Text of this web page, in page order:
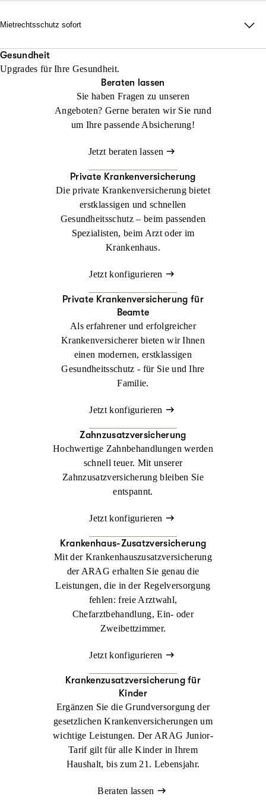
erforderlich auch durch alle Instanzen.
Jetzt konfigurieren
keinen Anwalt beauftragt haben!
Jetzt konfigurieren Beraten lassen
Mietrechtsschutz sofort
übernehmen Ihre Anwalts- und Gerichtskosten und geben
sofortige Rückendeckung bei Streit rund ums Wohnen.
Jetzt konfigurieren Beraten lassen
Gesundheit
Upgrades für Ihre Gesundheit.
Beraten lassen
Sie haben Fragen zu unseren
Angeboten? Gerne beraten wir Sie rund
um Ihre passende Absicherung!
Jetzt beraten lassen
Private Krankenversicherung
Die private Krankenversicherung bietet
erstklassigen und schnellen
Gesundheitsschutz – beim passenden
Spezialisten, beim Arzt oder im
Krankenhaus.
Jetzt konfigurieren
Private Krankenversicherung für
Beamte
Als erfahrener und erfolgreicher
Krankenversicherer bieten wir Ihnen
einen modernen, erstklassigen
Gesundheitsschutz - für Sie und Ihre
Familie.
Jetzt konfigurieren
Zahnzusatzversicherung
Hochwertige Zahnbehandlungen werden
schnell teuer. Mit unserer
Zahnzusatzversicherung bleiben Sie
entspannt.
Jetzt konfigurieren
Krankenhaus-Zusatzversicherung
Mit der Krankenhauszusatzversicherung
der ARAG erhalten Sie genau die
Leistungen, die in der Regelversorgung
fehlen: freie Arztwahl,
Chefarztbehandlung, Ein- oder
Zweibettzimmer.
Jetzt konfigurieren
Krankenzusatz­versicherung für
Kinder
Ergänzen Sie die Grundversorgung der
gesetzlichen Krankenversicherungen um
wichtige Leistungen. Der ARAG Junior-
Tarif gilt für alle Kinder in Ihrem
Haushalt, bis zum 21. Lebensjahr.
Beraten lassen